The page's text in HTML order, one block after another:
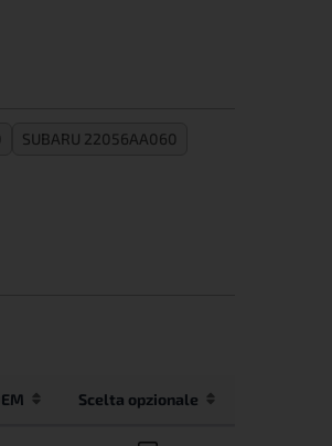
SUBARU 22056AA060
Scelta opzionale